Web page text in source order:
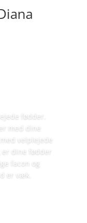
fødder.
med dine
velplejede
dine fødder
facon og
er væk.